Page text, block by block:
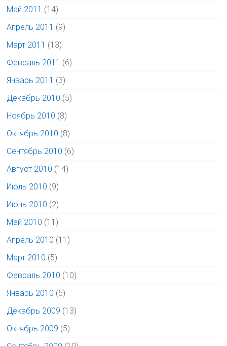
Май 2011 (14)
Апрель 2011 (9)
Март 2011 (13)
Февраль 2011 (6)
Январь 2011 (3)
Декабрь 2010 (5)
Ноябрь 2010 (8)
Октябрь 2010 (8)
Сентябрь 2010 (6)
Август 2010 (14)
Июль 2010 (9)
Июнь 2010 (2)
Май 2010 (11)
Апрель 2010 (11)
Март 2010 (5)
Февраль 2010 (10)
Январь 2010 (5)
Декабрь 2009 (13)
Октябрь 2009 (5)